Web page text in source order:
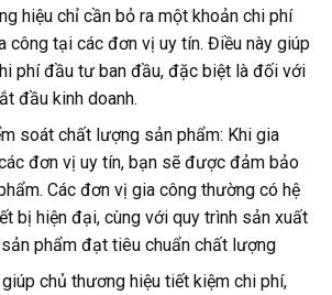
hiệu chỉ cần bỏ ra một khoản chi phí
công tại các đơn vị uy tín. Điều này giúp
phí đầu tư ban đầu, đặc biệt là đối với
đầu kinh doanh.
soát chất lượng sản phẩm: Khi gia
đơn vị uy tín, bạn sẽ được đảm bảo
Các đơn vị gia công thường có hệ
bị hiện đại, cùng với quy trình sản xuất
phẩm đạt tiêu chuẩn chất lượng
chủ thương hiệu tiết kiệm chi phí,